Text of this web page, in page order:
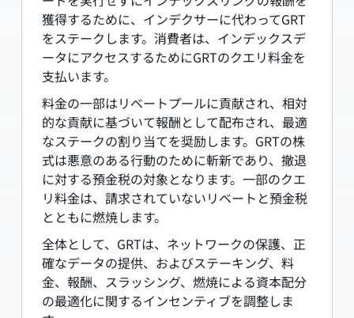
獲得するために、インデクサーに代わってGRT
をステークします。消費者は、インデックスデ
ータにアクセスするためにGRTのクエリ料金を
支払います。
料金の一部はリベートプールに貢献され、相対
的な貢献に基づいて報酬として配布され、最適
なステークの割り当てを奨励します。GRTの株
式は悪意のある行動のために斬新であり、撤退
に対する預金税の対象となります。一部のクエ
リ料金は、請求されていないリベートと預金税
とともに燃焼します。
全体として、GRTは、ネットワークの保護、正
確なデータの提供、およびステーキング、料
金、報酬、スラッシング、燃焼による資本配分
の最適化に関するインセンティブを調整しま